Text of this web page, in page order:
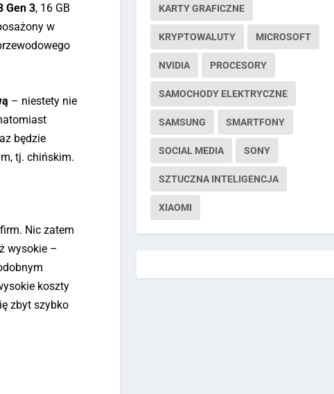
Gen 3, 16 GB
w
– niestety nie
będzie
tj. chińskim.
Nic zatem
wysokie –
koszty
zbyt szybko
KARTY GRAFICZNE
KRYPTOWALUTY MICROSOFT
NVIDIA PROCESORY
SAMOCHODY ELEKTRYCZNE
SAMSUNG SMARTFONY
SOCIAL MEDIA SONY
SZTUCZNA INTELIGENCJA
XIAOMI